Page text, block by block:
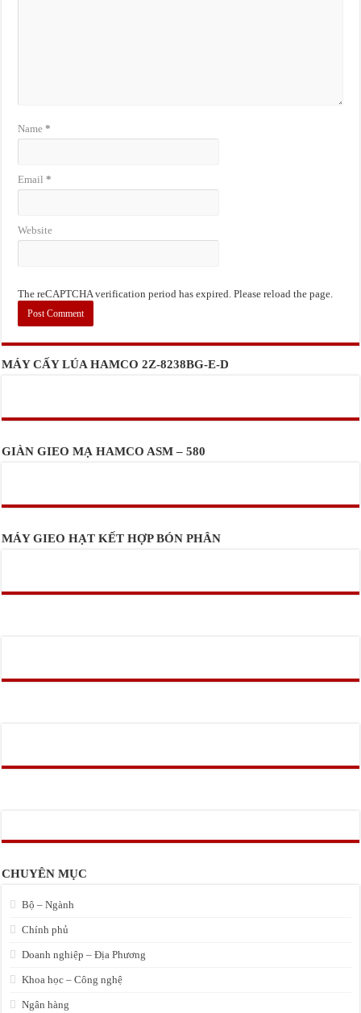
Name*
Email*
Website
The reCAPTCHA verification period has expired. Please reload the page.
MÁY CẤY LÚA HAMCO 2Z-8238BG-E-D
GIÀN GIEO MẠ HAMCO ASM – 580
MÁY GIEO HẠT KẾT HỢP BÓN PHÂN
CHUYÊN MỤC
Bộ – Ngành
Chính phủ
Doanh nghiệp – Địa Phương
Khoa học – Công nghệ
Ngân hàng